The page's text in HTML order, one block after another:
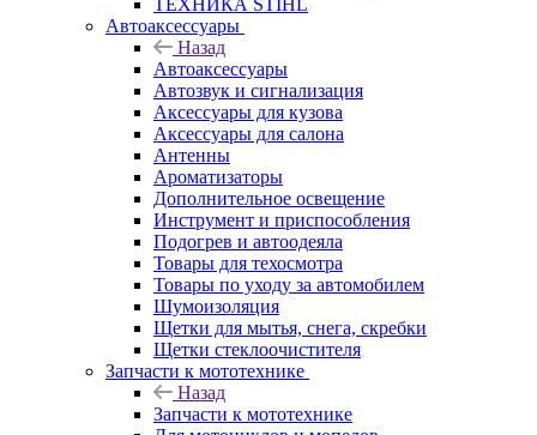
ТЕХНИКА STIHL
Автоаксессуары
Назад
Автоаксессуары
Автозвук и сигнализация
Аксессуары для кузова
Аксессуары для салона
Антенны
Ароматизаторы
Дополнительное освещение
Инструмент и приспособления
Подогрев и автоодеяла
Товары для техосмотра
Товары по уходу за автомобилем
Шумоизоляция
Щетки для мытья, снега, скребки
Щетки стеклоочистителя
Запчасти к мототехнике
Назад
Запчасти к мототехнике